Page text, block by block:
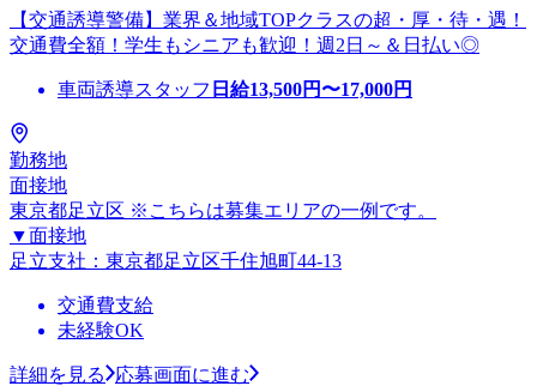
【交通誘導警備】業界＆地域TOPクラスの超・厚・待・遇！
交通費全額！学生もシニアも歓迎！週2日～＆日払い◎
車両誘導スタッフ 日給13,500円〜17,000円
勤務地
面接地
東京都足立区 ※こちらは募集エリアの一例です。
▼面接地
足立支社：東京都足立区千住旭町44-13
交通費支給
未経験OK
詳細を見る 応募画面に進む